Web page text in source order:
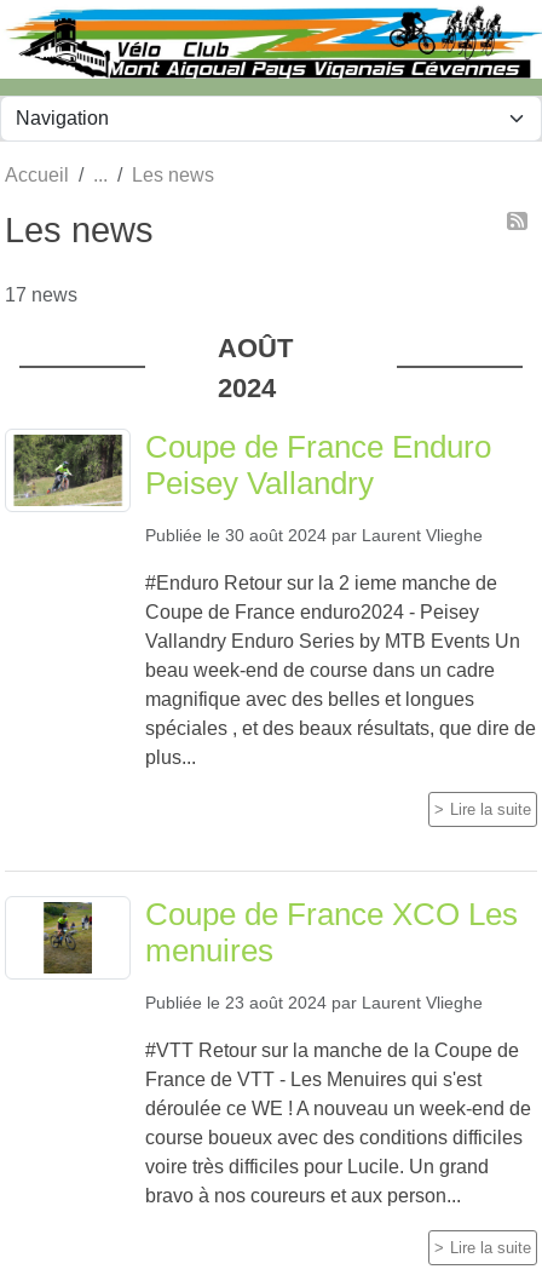
Accueil Les news
Les news
17 news
AOÛT
2024
Coupe de France Enduro
Peisey Vallandry
Publiée le 30 août 2024 par Laurent Vlieghe
#Enduro Retour sur la 2 ieme manche de
Coupe de France enduro2024 - Peisey
Vallandry Enduro Series by MTB Events Un
beau week-end de course dans un cadre
magnifique avec des belles et longues
spéciales , et des beaux résultats, que dire de
plus...
Lire la suite
Coupe de France XCO Les
menuires
Publiée le 23 août 2024 par Laurent Vlieghe
#VTT Retour sur la manche de la Coupe de
France de VTT - Les Menuires qui s'est
déroulée ce WE ! A nouveau un week-end de
course boueux avec des conditions difficiles
voire très difficiles pour Lucile. Un grand
bravo à nos coureurs et aux person...
Lire la suite
Panneau de gestion des cookies